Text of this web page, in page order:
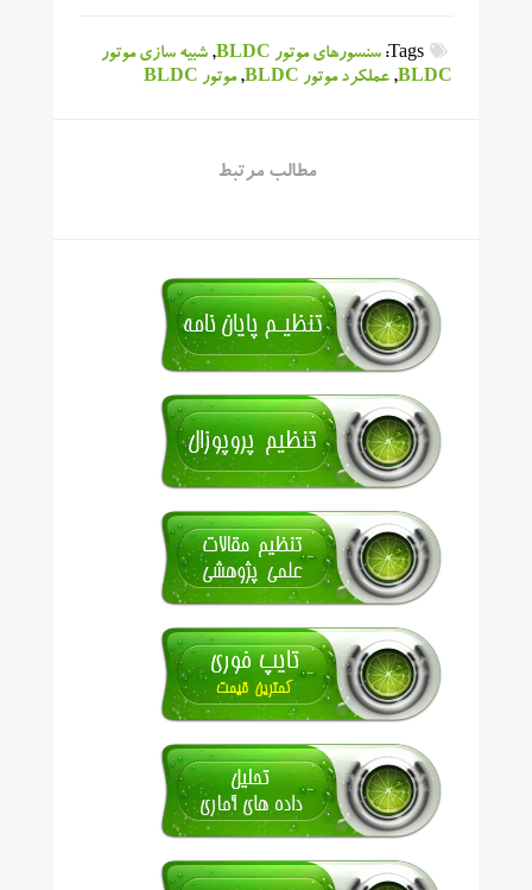
Tags: سنسورهای موتور BLDC ,شبیه سازی موتور
BLDC
,عملکرد موتور BLDC ,موتور BLDC
مطالب مرتبط